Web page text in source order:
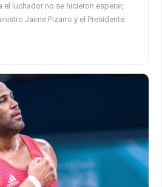
luchador no se hicieron esperar,
Jaime Pizarro y el Presidente